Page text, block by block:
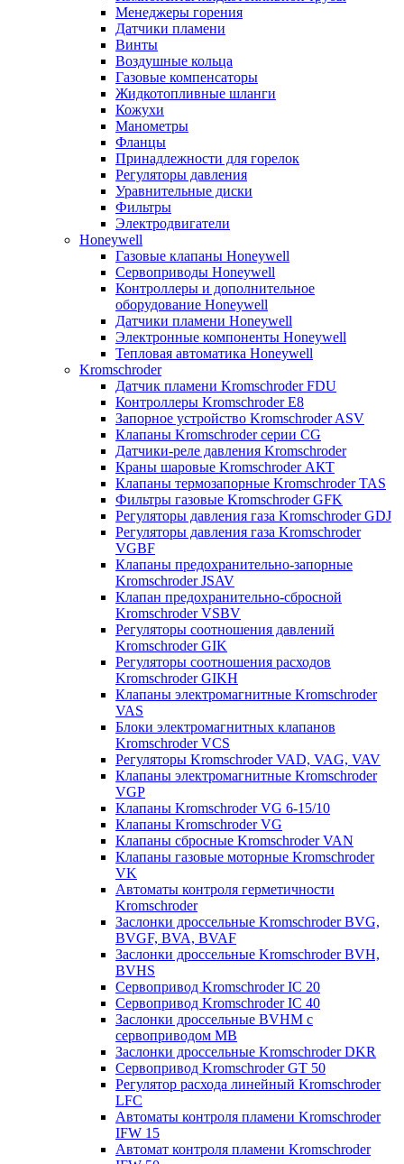
Менеджеры горения
Датчики пламени
Винты
Воздушные кольца
Газовые компенсаторы
Жидкотопливные шланги
Кожухи
Манометры
Фланцы
Принадлежности для горелок
Регуляторы давления
Уравнительные диски
Фильтры
Электродвигатели
Honeywell
Газовые клапаны Honeywell
Сервоприводы Honeywell
Контроллеры и дополнительное
оборудование Honeywell
Датчики пламени Honeywell
Электронные компоненты Honeywell
Тепловая автоматика Honeywell
Kromschroder
Датчик пламени Kromschroder FDU
Контроллеры Kromschroder E8
Запорное устройство Kromschroder ASV
Клапаны Kromschroder серии CG
Датчики-реле давления Kromschroder
Краны шаровые Kromschroder АКТ
Клапаны термозапорные Kromschroder TAS
Фильтры газовые Kromschroder GFK
Регуляторы давления газа Kromschroder GDJ
Регуляторы давления газа Kromschroder
VGBF
Клапаны предохранительно-запорные
Kromschroder JSAV
Клапан предохранительно-сбросной
Kromschroder VSBV
Регуляторы соотношения давлений
Kromschroder GIK
Регуляторы соотношения расходов
Kromschroder GIKH
Клапаны электромагнитные Kromschroder
VAS
Блоки электромагнитных клапанов
Kromschroder VCS
Регуляторы Kromschroder VAD, VAG, VAV
Клапаны электромагнитные Kromschroder
VGP
Клапаны Kromschroder VG 6-15/10
Клапаны Kromschroder VG
Клапаны сбросные Kromschroder VAN
Клапаны газовые моторные Kromschroder
VK
Автоматы контроля герметичности
Kromschroder
Заслонки дроссельные Kromschroder BVG,
BVGF, BVA, BVAF
Заслонки дроссельные Kromschroder BVH,
BVHS
Сервопривод Kromschroder IC 20
Сервопривод Kromschroder IC 40
Заслонки дроссельные BVHM с
сервоприводом МВ
Заслонки дроссельные Kromschroder DKR
Cервопривод Kromschroder GT 50
Регулятор расхода линейный Kromschroder
LFC
Автоматы контроля пламени Kromschroder
IFW 15
Автомат контроля пламени Kromschroder